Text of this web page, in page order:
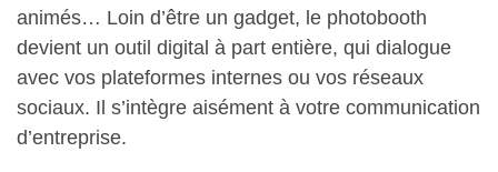
animés… Loin d’être un gadget, le photobooth
devient un outil digital à part entière, qui dialogue
avec vos plateformes internes ou vos réseaux
sociaux. Il s’intègre aisément à votre communication
d’entreprise.